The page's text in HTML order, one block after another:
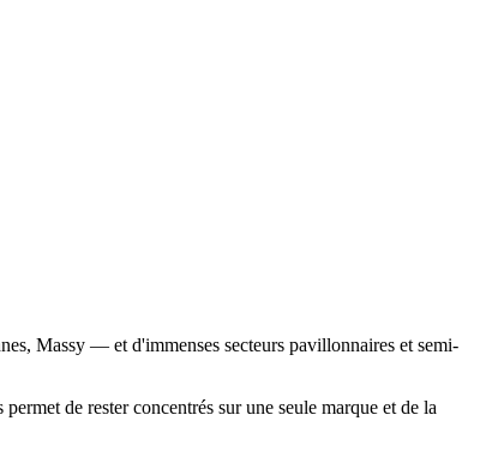
Massy — et d'immenses secteurs pavillonnaires et semi-
de rester concentrés sur une seule marque et de la